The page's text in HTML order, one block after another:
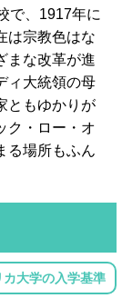
で、1917年に
は宗教色はな
まな改革が進
ィ大統領の母
ともゆかりが
ク・ロー・オ
る場所もふん
カ大学の入学基準